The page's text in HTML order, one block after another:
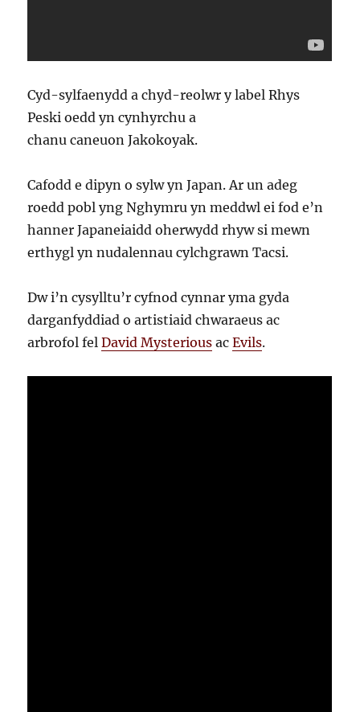
Cyd-sylfaenydd a chyd-reolwr y label Rhys
Peski oedd yn cynhyrchu a
chanu caneuon Jakokoyak.
Cafodd e dipyn o sylw yn Japan. Ar un adeg
roedd pobl yng Nghymru yn meddwl ei fod e’n
hanner Japaneiaidd oherwydd rhyw si mewn
erthygl yn nudalennau cylchgrawn Tacsi.
Dw i’n cysylltu’r cyfnod cynnar yma gyda
darganfyddiad o artistiaid chwaraeus ac
arbrofol felDavid Mysterious acEvils.